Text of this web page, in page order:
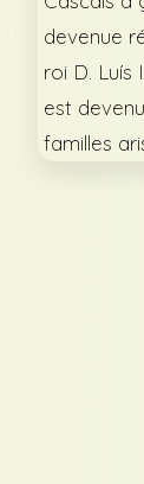
devenue
roi D. Luís
est
familles